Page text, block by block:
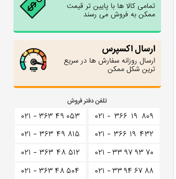
تمامی کالا ها با پایین تر قیمت
ممکن به فروش می رسند
ارسال اکسپرس
ارسال روزانه سفارش ها در سریع
ترین شکل ممکن
تلفن دفتر فروش
۰۲۱ - ۳۶۶ ۱۹ ۸۰۹
۰۲۱ - ۳۶۶ ۱۹ ۴۳۲
۰۲۱ -۳۳۹۷۹۳ ۷۰
۰۲۱ -۳۳۹۴ ۶۷ ۸۸
۰۲۱ - ۳۶۳ ۴۹ ۰۵۳
۰۲۱ - ۳۶۳ ۴۹ ۸۱۵
۰۲۱ - ۳۶۳ ۴۸ ۵۱۲
۰۲۱ - ۳۶۳ ۴۸ ۵۰۴